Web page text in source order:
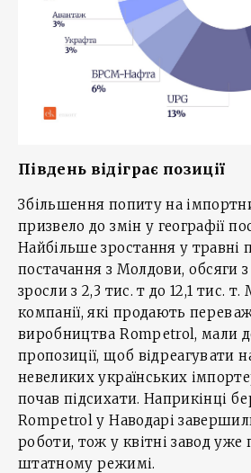
Південь відіграє позиції
Збільшення попиту на
призвело до змін у географії
Найбільше зростання у травні
постачання з Молдови, обсяги
зросли з 2,3 тис. т до 12,1 тис. т.
компанії, які продають
виробництва Rompetrol, мали
пропозиції, щоб відреагувати
невеликих українських
почав підсихати. Наприкінці
Rompetrol у Наводарі
роботи, тож у квітні завод
штатному режимі.